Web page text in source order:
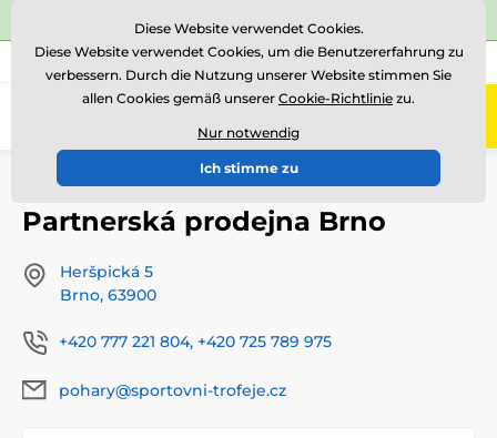
⭐Siehe 504 verifizierte Bewertungen auf
Rufen Sie uns an (Mo-Fr 15-18) +43 676 361 37 22
0
Einführung Partnerská prodejna Brno
Partnerská prodejna Brno
Heršpická 5
Brno, 63900
+420 777 221 804, +420 725 789 975
pohary@sportovni-trofeje.cz
Diese Website verwendet Cookies.
Diese Website verwendet Cookies, um die Benutzererfahrung zu
verbessern. Durch die Nutzung unserer Website stimmen Sie
allen Cookies gemäß unserer Cookie-Richtlinie zu.
Nur notwendig
Ich stimme zu